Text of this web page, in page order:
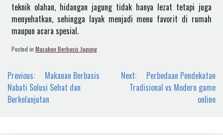
teknik olahan, hidangan jagung tidak hanya lezat tetapi juga
menyehatkan, sehingga layak menjadi menu favorit di rumah
maupun acara spesial.
Posted in Masakan Berbasis Jagung
Navigasi
pos
Previous:
Makanan Berbasis
Nabati Solusi Sehat dan
Berkelanjutan
Next:
Perbedaan Pendekatan
Tradisional vs Modern game
online